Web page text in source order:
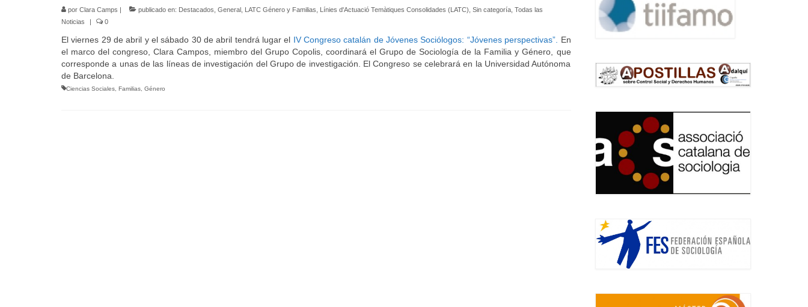
por Clara Camps | publicado en: Destacados General LATC Género y Familias Línies d'Actuació Temàtiques Consolidades (LATC) Sin categoría Todas las
Noticias
| 0
El viernes 29 de abril y el sábado 30 de abril tendrá lugar el IV Congreso catalán de Jóvenes Sociólogos: “Jóvenes perspectivas”. En
el marco del congreso, Clara Campos, miembro del Grupo Copolis, coordinará el Grupo de Sociología de la Familia y Género, que
corresponde a unas de las líneas de investigación del Grupo de investigación. El Congreso se celebrará en la Universidad Autónoma
de Barcelona.
Ciencias Sociales Familias Género